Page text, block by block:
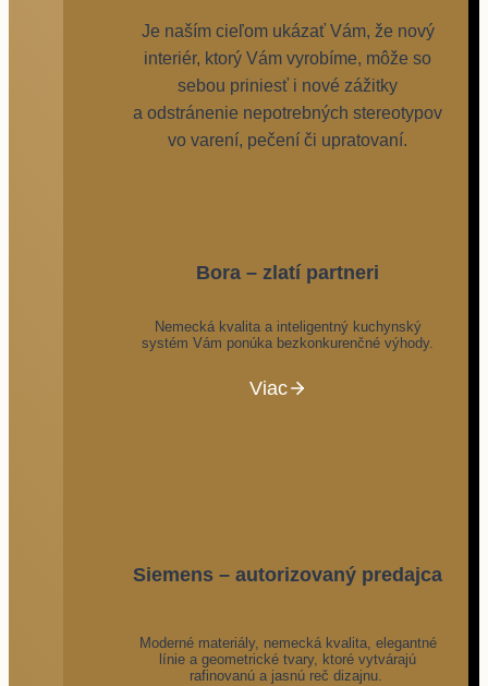
Je naším cieľom ukázať Vám, že nový
interiér, ktorý Vám vyrobíme, môže so
sebou priniesť i nové zážitky
a odstránenie nepotrebných stereotypov
vo varení, pečení či upratovaní.
Bora – zlatí partneri
Nemecká kvalita a inteligentný kuchynský
systém Vám ponúka bezkonkurenčné výhody.
Viac
Siemens – autorizovaný predajca
Moderné materiály, nemecká kvalita, elegantné
línie a geometrické tvary, ktoré vytvárajú
rafinovanú a jasnú reč dizajnu.